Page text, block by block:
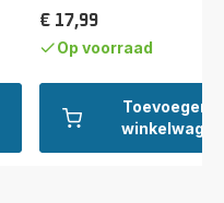
Toevoegen
Prijs
€ 17,99
Op voorraad